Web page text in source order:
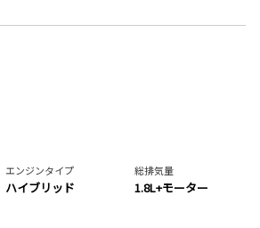
エンジンタイプ
ハイブリッド
総排気量
1.8L+モーター